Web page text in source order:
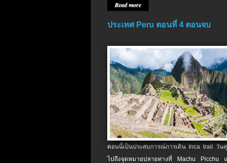
Read more
ประเทศ Peru ตอนที่ 4 ตอนจบ
ตอนนี้เป็นประสบการณ์การเดิน Inca trail วัน
ไปถึงจุดหมายปลายทางที่ Machu Picchu